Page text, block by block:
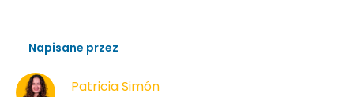
Napisane przez
Patricia Simón